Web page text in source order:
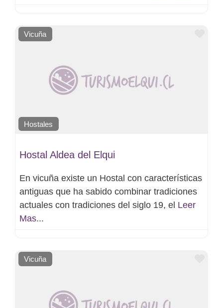
Vicuña
Hostales
Hostal Aldea del Elqui
En vicuña existe un Hostal con características
antiguas que ha sabido combinar tradiciones
actuales con tradiciones del siglo 19, el Leer
Mas...
Vicuña